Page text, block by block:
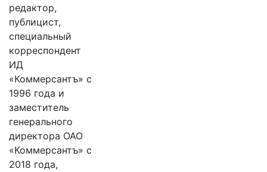
редактор,
публицист,
специальный
корреспондент
ИД
«Коммерсантъ» с
1996 года и
заместитель
генерального
директора ОАО
«Коммерсантъ» с
2018 года,